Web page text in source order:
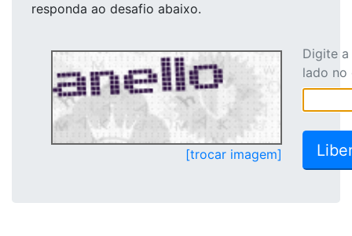
responda ao desafio abaixo.
[trocar imagem]
Digite
lado no